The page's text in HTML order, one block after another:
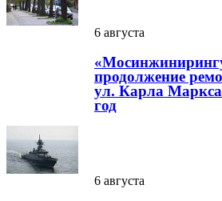
6 августа
продолжение
ул. Карла Маркса
год
6 августа